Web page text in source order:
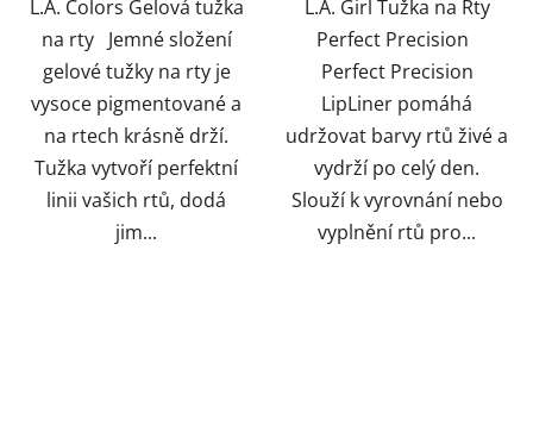
L.A. Colors Gelová tužka
na rty Jemné složení
gelové tužky na rty je
vysoce pigmentované a
na rtech krásně drží.
Tužka vytvoří perfektní
linii vašich rtů, dodá
jim...
L.A. Girl Tužka na Rty
Perfect Precision
Perfect Precision
LipLiner pomáhá
udržovat barvy rtů živé a
vydrží po celý den.
Slouží k vyrovnání nebo
vyplnění rtů pro...